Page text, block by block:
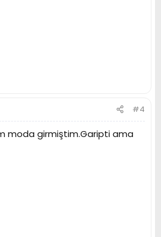
#4
moda girmiştim.Garipti ama